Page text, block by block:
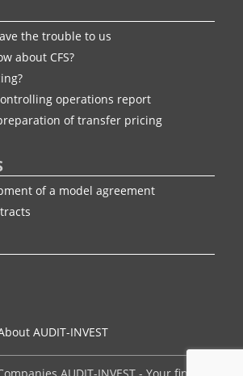
the trouble to us
about CFS?
operations report
of transfer pricing
of a model agreement
AUDIT-INVEST
AUDIT-INVEST - Your financial